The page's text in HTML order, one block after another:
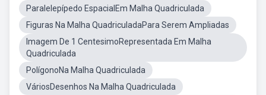
Paralelepípedo EspacialEm Malha Quadriculada
Figuras Na Malha QuadriculadaPara Serem Ampliadas
Imagem De 1 CentesimoRepresentada Em Malha
Quadriculada
PolígonoNa Malha Quadriculada
VáriosDesenhos Na Malha Quadriculada